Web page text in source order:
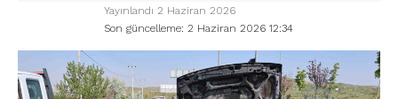
Son güncelleme: 2 Haziran 2026 12:34
Yayınlandı 2 Haziran 2026